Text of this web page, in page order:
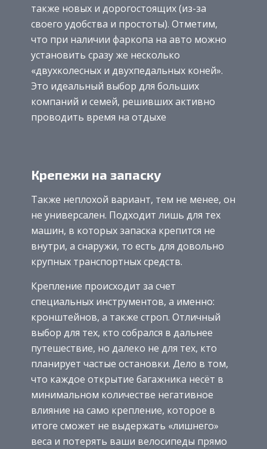
также новых и дорогостоящих (из-за
своего удобства и простоты). Отметим,
что при наличии фаркопа на авто можно
установить сразу же несколько
«двухколесных и двухпедальных коней».
Это идеальный выбор для больших
компаний и семей, решивших активно
проводить время на отдыхе
Крепежи на запаску
Также неплохой вариант, тем не менее, он
не универсален. Подходит лишь для тех
машин, в которых запаска крепится не
внутри, а снаружи, то есть для довольно
крупных транспортных средств.
Крепление происходит за счет
специальных инструментов, а именно:
кронштейнов, а также строп. Отличный
выбор для тех, кто собрался в дальнее
путешествие, но далеко не для тех, кто
планирует частые остановки. Дело в том,
что каждое открытие багажника несёт в
минимальном количестве негативное
влияние на само крепление, которое в
итоге сможет не выдержать «лишнего»
веса и потерять ваши велосипеды прямо